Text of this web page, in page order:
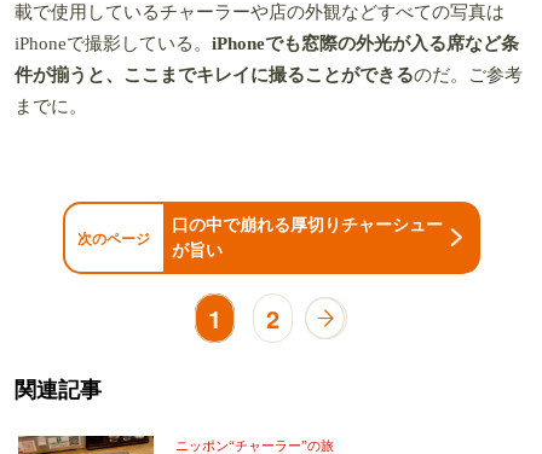
載で使用しているチャーラーや店の外観などすべての写真は
iPhoneで撮影している。 iPhoneでも窓際の外光が入る席など条
件が揃うと、ここまでキレイに撮ることができるのだ。ご参考
までに。
次のページ
口の中で崩れる厚切りチャーシュー
が旨い
1 2
関連記事
ニッポン“チャーラー”の旅